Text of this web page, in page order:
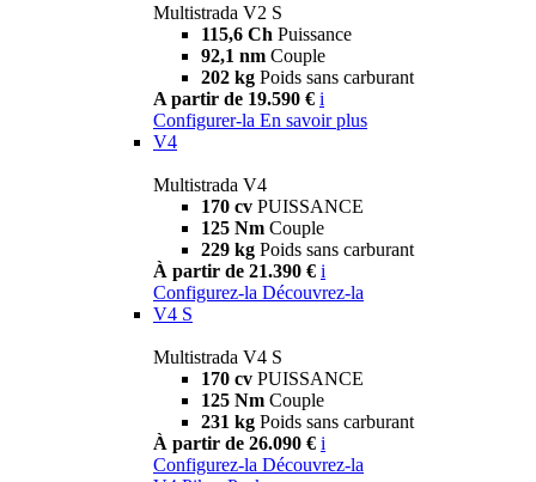
Multistrada V2 S
115,6 Ch Puissance
92,1 nm Couple
202 kg Poids sans carburant
A partir de 19.590 € i
Configurer-la En savoir plus
V4
Multistrada V4
170 cv PUISSANCE
125 Nm Couple
229 kg Poids sans carburant
À partir de 21.390 € i
Configurez-la Découvrez-la
V4 S
Multistrada V4 S
170 cv PUISSANCE
125 Nm Couple
231 kg Poids sans carburant
À partir de 26.090 € i
Configurez-la Découvrez-la